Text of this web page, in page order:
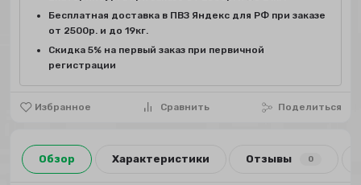
Избранное Сравнить Поделиться
Бесплатная доставка в ПВЗ Яндекс для РФ при заказе
от 2500р. и до 19кг.
Скидка 5% на первый заказ при первичной
регистрации
Обзор Характеристики Отзывы 0